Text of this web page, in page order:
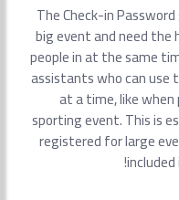
The Check-in
big event and need the
people in at the same
assistants who can use
at a time, like
sporting event. This is
registered for large